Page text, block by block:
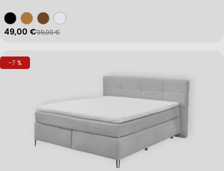
Verkaufspreis
49,00 €
Regulärer Preis
99,00 €
-7 %